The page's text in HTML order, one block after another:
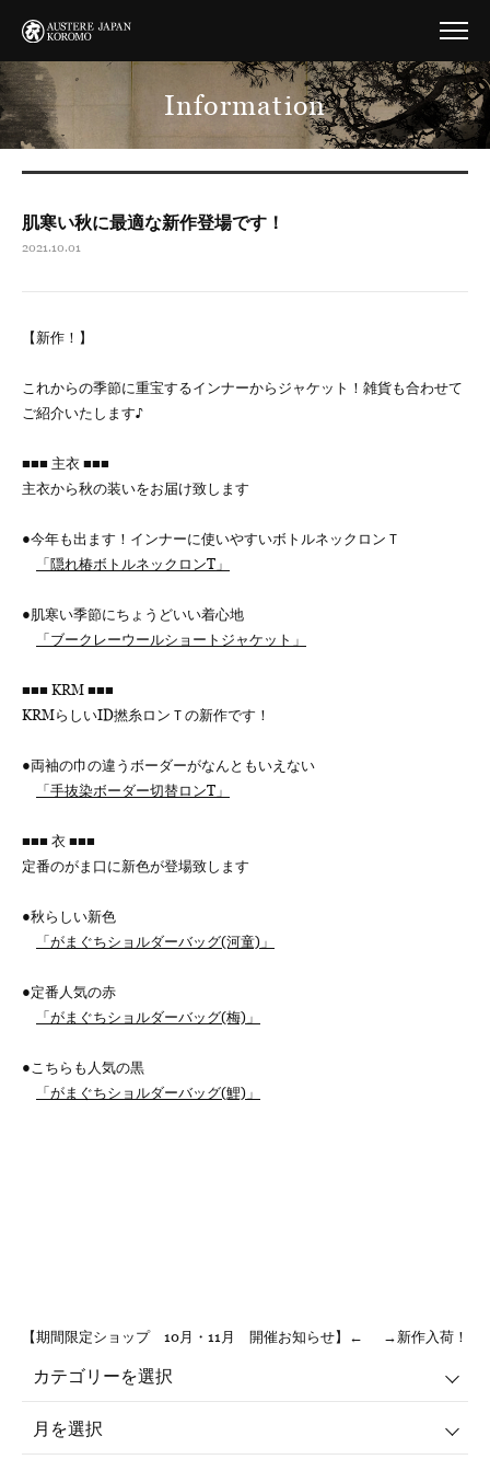
Information
肌寒い秋に最適な新作登場です！
2021.10.01
【新作！】
これからの季節に重宝するインナーからジャケット！雑貨も合わせて
ご紹介いたします♪
■■■ 主衣 ■■■
主衣から秋の装いをお届け致します
●今年も出ます！インナーに使いやすいボトルネックロンＴ
「隠れ椿ボトルネックロンT」
●肌寒い季節にちょうどいい着心地
「ブークレーウールショートジャケット」
■■■ KRM ■■■
KRMらしいID撚糸ロンＴの新作です！
●両袖の巾の違うボーダーがなんともいえない
「手抜染ボーダー切替ロンT」
■■■ 衣 ■■■
定番のがま口に新色が登場致します
●秋らしい新色
「がまぐちショルダーバッグ(河童)」
●定番人気の赤
「がまぐちショルダーバッグ(梅)」
●こちらも人気の黒
「がまぐちショルダーバッグ(鯉)」
【期間限定ショップ 10月・11月 開催お知らせ】← →新作入荷！